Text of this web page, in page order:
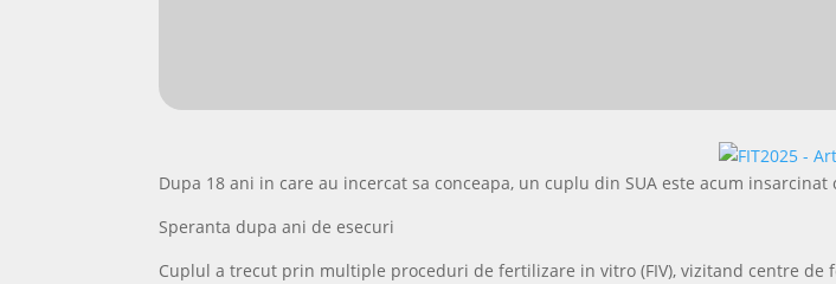
Dupa 18 ani in care au incercat sa conceapa, un cuplu din SUA este acum
Speranta dupa ani de esecuri
Cuplul a trecut prin multiple proceduri de fertilizare in vitro (FIV), vizitand centre de